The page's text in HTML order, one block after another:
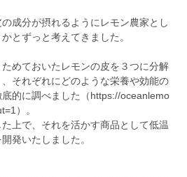
成分が摂れるようにレモン農家とし
とずっと考えてきました。
めておいたレモンの皮を３つに分解
それぞれにどのような栄養や効能の
的に調べました（https://oceanlemo
）。
上で、それを活かす商品として低温
発いたしました。